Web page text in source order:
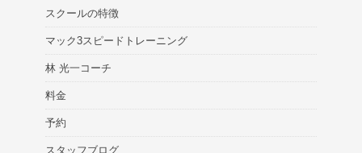
スクールの特徴
マック3スピードトレーニング
林 光一コーチ
料金
予約
スタッフブログ